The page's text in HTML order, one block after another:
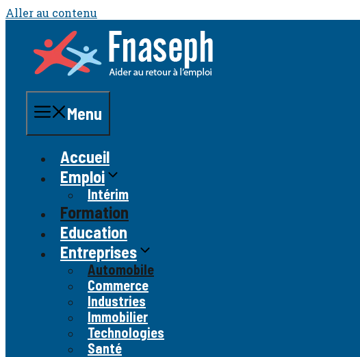
Aller au contenu
Menu
Accueil
Emploi
Intérim
Formation
Education
Entreprises
Automobile
Commerce
Industries
Immobilier
Technologies
Santé